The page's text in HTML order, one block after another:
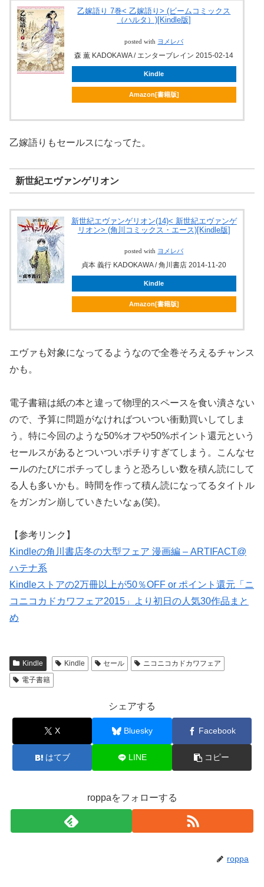
乙嫁語り 7巻< 乙嫁語り> (ビームコミックス
（ハルタ）)[Kindle版]
posted with ヨメレバ
森 薫 KADOKAWA / エンターブレイン 2015-02-14
Kindle
Amazon[書籍版]
乙嫁語りもセールスになってた。
新世紀エヴァンゲリオン
新世紀エヴァンゲリオン(14)< 新世紀エヴァンゲ
リオン> (角川コミックス・エース)[Kindle版]
posted with ヨメレバ
貞本 義行 KADOKAWA / 角川書店 2014-11-20
Kindle
Amazon[書籍版]
エヴァも対象になってるようなので全巻そろえるチャンス
かも。
電子書籍は紙の本と違って物理的スペースを食い潰さない
ので、予算に問題がなければついつい衝動買いしてしま
う。特に今回のような50%オフや50%ポイント還元という
セールスがあるとついついポチりすぎてしまう。こんなセ
ールのたびにポチってしまうと恐ろしい数を積ん読にして
る人も多いかも。時間を作って積ん読になってるタイトル
をガンガン崩していきたいなぁ(笑)。
【参考リンク】
Kindleの角川書店冬の大型フェア 漫画編 – ARTIFACT@
ハテナ系
Kindleストアの2万冊以上が50％OFF or ポイント還元「ニ
コニコカドカワフェア2015」より初日の人気30作品まと
め
Kindle Kindle セール
ニコニコカドカワフェア
電子書籍
シェアする
X Bluesky Facebook
はてブ LINE コピー
roppaをフォローする
roppa